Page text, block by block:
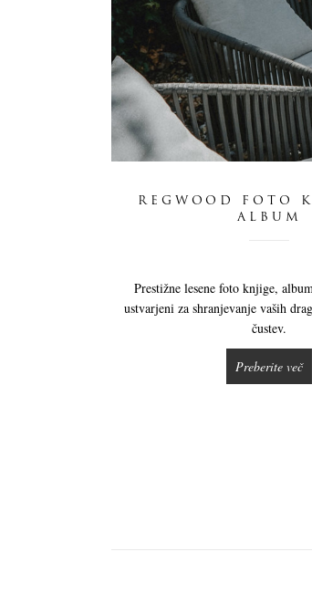
REGWOOD FOTO
ALBUM
Prestižne lesene foto knjige,
ustvarjeni za shranjevanje vaših
čustev.
Preberite več